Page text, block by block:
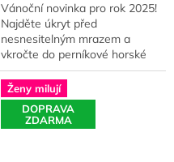
5
hvězdiček.
Vánoční novinka pro rok 2025!
Najděte úkryt před
nesnesitelným mrazem a
vkročte do perníkové horské
chaty, kde hoří oheň,
podávají...
Ženy milují
DOPRAVA
ZDARMA